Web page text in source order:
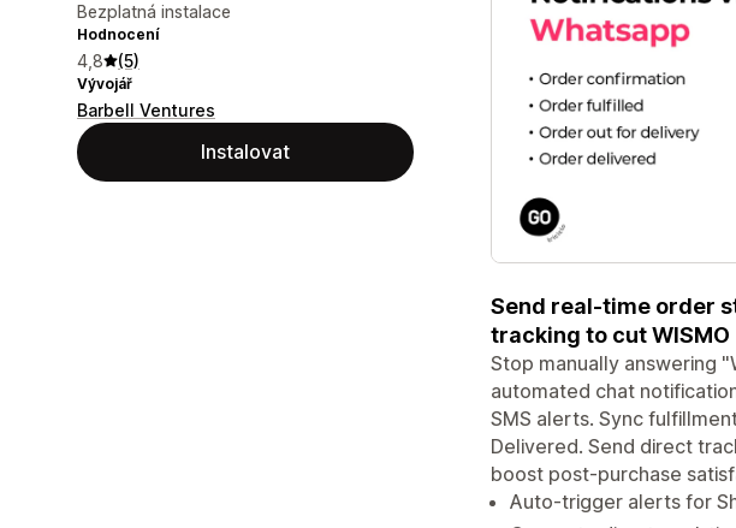
Bezplatná instalace
Hodnocení
4,8 (5)
Vývojář
Barbell Ventures
Instalovat
Send real-time order
tracking to cut WISMO
Stop manually answering
automated chat
SMS alerts. Sync
Delivered. Send direct
boost post-purchase
Auto-trigger alerts for